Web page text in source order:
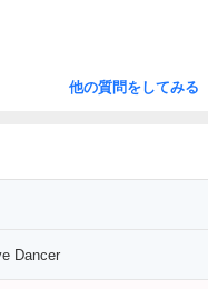
他の質問をしてみる
Dancer